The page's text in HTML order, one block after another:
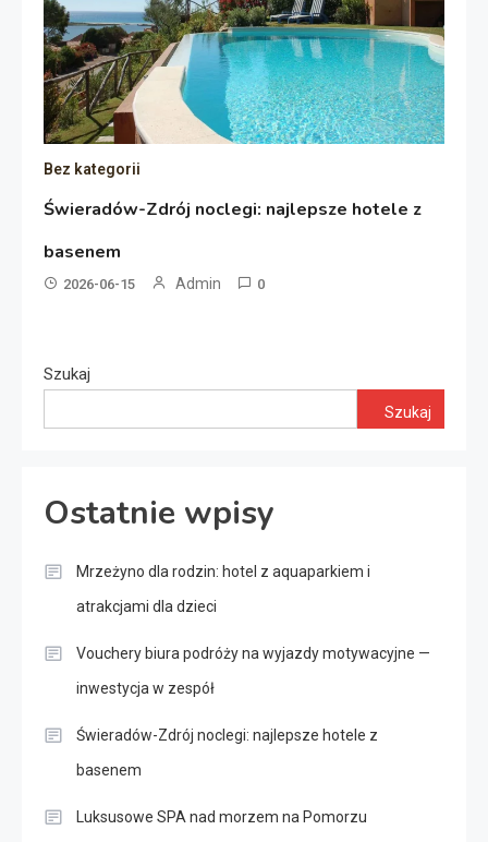
Bez kategorii
Świeradów-Zdrój noclegi: najlepsze hotele z
basenem
2026-06-15 Admin 0
Szukaj
Szukaj
Ostatnie wpisy
Mrzeżyno dla rodzin: hotel z aquaparkiem i
atrakcjami dla dzieci
Vouchery biura podróży na wyjazdy motywacyjne —
inwestycja w zespół
Świeradów-Zdrój noclegi: najlepsze hotele z
basenem
Luksusowe SPA nad morzem na Pomorzu